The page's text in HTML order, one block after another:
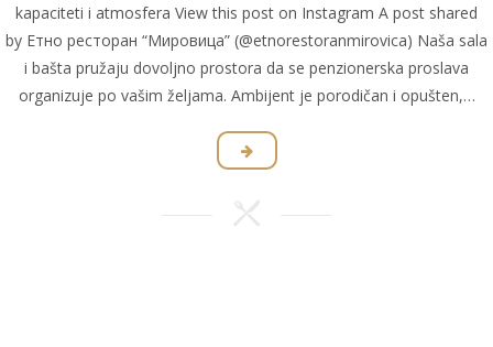
kapaciteti i atmosfera View this post on Instagram A post shared
by Етно ресторан “Мировица” (@etnorestoranmirovica) Naša sala
i bašta pružaju dovoljno prostora da se penzionerska proslava
organizuje po vašim željama. Ambijent je porodičan i opušten,…